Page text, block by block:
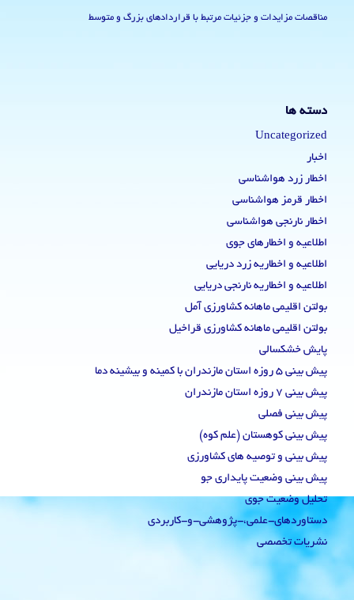
مناقصات مزایدات و جزئیات مرتبط با قراردادهای بزرگ و متوسط
دسته ها
Uncategorized
اخبار
اخطار زرد هواشناسی
اخطار قرمز هواشناسی
اخطار نارنجی هواشناسی
اطلاعیه و اخطارهای جوی
اطلاعیه و اخطاریه زرد دریایی
اطلاعیه و اخطاریه نارنجی دریایی
بولتن اقلیمی ماهانه کشاورزی آمل
بولتن اقلیمی ماهانه کشاورزی قراخیل
پایش خشکسالی
پیش بینی 5 روزه استان مازندران با کمینه و بیشینه دما
پیش بینی 7 روزه استان مازندران
پیش بینی فصلی
پیش بینی کوهستان (علم کوه)
پیش بینی و توصیه های کشاورزی
پیش بینی وضعیت پایداری جو
تحلیل وضعیت جوی
دستاوردهای-علمی،-پژوهشی-و-کاربردی
نشریات تخصصی